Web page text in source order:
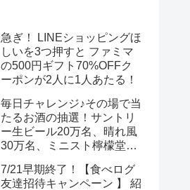
急ぎ！ LINEショッピングほ
しいを3つ押すと ファミマ
の500円ギフト70%OFFク
ーポンが2人に1人あたる！
毎日チャレンジ♪その場で当
たるお酒の抽選！サントリ
ー生ビール20万名、晴れ風
30万名、ミニスト檸檬堂2
ボール12.3万名
7/21早期終了！【食べログ
友達招待キャンペーン 】 紹